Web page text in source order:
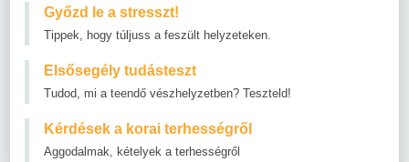
Győzd le a stresszt!
Tippek, hogy túljuss a feszült helyzeteken.
Elsősegély tudásteszt
Tudod, mi a teendő vészhelyzetben? Teszteld!
Kérdések a korai terhességről
Aggodalmak, kételyek a terhességről